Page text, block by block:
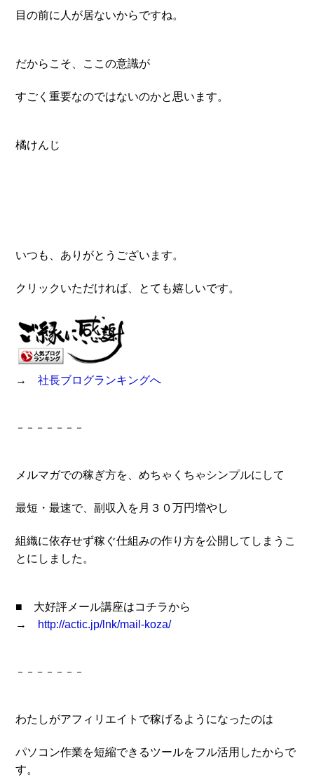
目の前に人が居ないからですね。
だからこそ、ここの意識が
すごく重要なのではないのかと思います。
橘けんじ
いつも、ありがとうございます。
クリックいただければ、とても嬉しいです。
→社長ブログランキングへ
－－－－－－－
メルマガでの稼ぎ方を、めちゃくちゃシンプルにして
最短・最速で、副収入を月３０万円増やし
組織に依存せず稼ぐ仕組みの作り方を公開してしまうこ
とにしました。
■ 大好評メール講座はコチラから
→ http://actic.jp/lnk/mail-koza/
－－－－－－－
わたしがアフィリエイトで稼げるようになったのは
パソコン作業を短縮できるツールをフル活用したからで
す。